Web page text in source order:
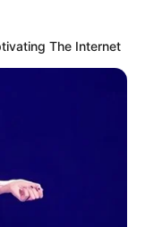
The Internet